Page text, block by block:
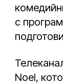
с
Noel,